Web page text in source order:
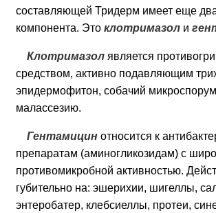
составляющей Тридерм имеет еще
компонента. Этоклотримазол и
Клотримазол является
средством, активно подавляющим
эпидермофитон, собачий
малассезию.
Гентамицин относится к
препаратам (аминогликозидам) с
противомикробной активностью.
губительно на: эшерихии, шигеллы,
энтеробатер, клебсиеллы, протеи,